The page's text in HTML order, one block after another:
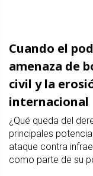
Cuando el
amenaza de
civil y la
internacional
¿Qué queda del
principales
ataque contra
como parte de su